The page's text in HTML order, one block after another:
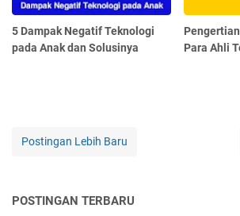
5 Dampak Negatif Teknologi
pada Anak dan Solusinya
Para Ahli
Postingan Lebih Baru
POSTINGAN TERBARU